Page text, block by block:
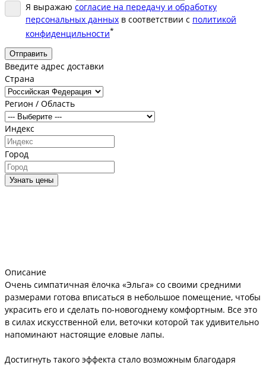
Я выражаю согласие на передачу и обработку
персональных данных в соответствии с политикой
конфиденцильности*
Отправить
Введите адрес доставки
Страна
Регион / Область
Индекс
Город
Узнать цены
Описание
Очень симпатичная ёлочка «Эльга» со своими средними
размерами готова вписаться в небольшое помещение, чтобы
украсить его и сделать по-новогоднему комфортным. Все это
в силах искусственной ели, веточки которой так удивительно
напоминают настоящие еловые лапы.
Достигнуть такого эффекта стало возможным благодаря